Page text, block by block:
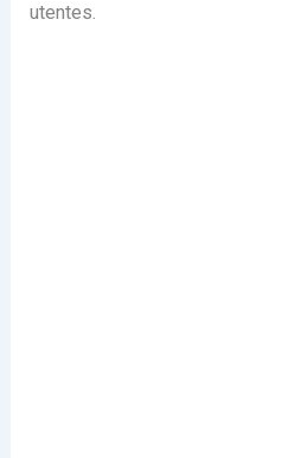
utentes.